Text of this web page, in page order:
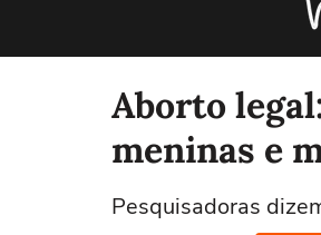
Aborto
meninas e
Pesquisadoras